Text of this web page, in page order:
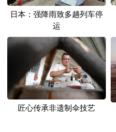
日本：强降雨致多趟列车停
运
匠心传承非遗制伞技艺